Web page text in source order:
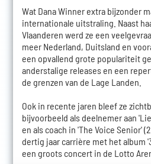
Wat Dana Winner extra bijzonder
internationale uitstraling. Naast
Vlaanderen werd ze een
meer Nederland, Duitsland en
een opvallend grote populariteit
anderstalige releases en een
de grenzen van de Lage Landen.
Ook in recente jaren bleef ze
bijvoorbeeld als deelnemer aan
en als coach in 'The Voice Senior'
dertig jaar carrière met het album
een groots concert in de Lotto